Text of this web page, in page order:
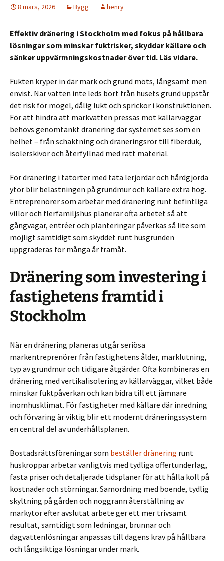
8 mars, 2026 Bygg henry
Effektiv dränering i Stockholm med fokus på hållbara
lösningar som minskar fuktrisker, skyddar källare och
sänker uppvärmningskostnader över tid. Läs vidare.
Fukten kryper in där mark och grund möts, långsamt men
envist. När vatten inte leds bort från husets grund uppstår
det risk för mögel, dålig lukt och sprickor i konstruktionen.
För att hindra att markvatten pressas mot källarväggar
behövs genomtänkt dränering där systemet ses som en
helhet – från schaktning och dräneringsrör till fiberduk,
isolerskivor och återfyllnad med rätt material.
För dränering i tätorter med täta lerjordar och hårdgjorda
ytor blir belastningen på grundmur och källare extra hög.
Entreprenörer som arbetar med dränering runt befintliga
villor och flerfamiljshus planerar ofta arbetet så att
gångvägar, entréer och planteringar påverkas så lite som
möjligt samtidigt som skyddet runt husgrunden
uppgraderas för många år framåt.
Dränering som investering i
fastighetens framtid i
Stockholm
När en dränering planeras utgår seriösa
markentreprenörer från fastighetens ålder, marklutning,
typ av grundmur och tidigare åtgärder. Ofta kombineras en
dränering med vertikalisolering av källarväggar, vilket både
minskar fuktpåverkan och kan bidra till ett jämnare
inomhusklimat. För fastigheter med källare där inredning
och förvaring är viktig blir ett modernt dräneringssystem
en central del av underhållsplanen.
Bostadsrättsföreningar som beställer dränering runt
huskroppar arbetar vanligtvis med tydliga offertunderlag,
fasta priser och detaljerade tidsplaner för att hålla koll på
kostnader och störningar. Samordning med boende, tydlig
skyltning på gården och noggrann återställning av
markytor efter avslutat arbete ger ett mer trivsamt
resultat, samtidigt som ledningar, brunnar och
dagvattenlösningar anpassas till dagens krav på hållbara
och långsiktiga lösningar under mark.